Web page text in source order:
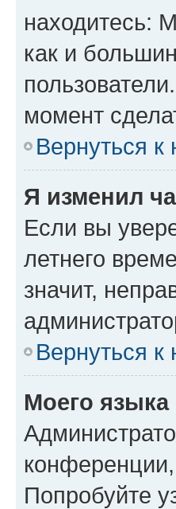
находитесь:
как и
момент
Вернуться к
Я изменил
Если вы
летнего
значит,
Вернуться к
Моего языка
Попробуйте